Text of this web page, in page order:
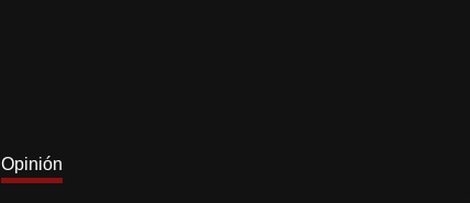
Opinión